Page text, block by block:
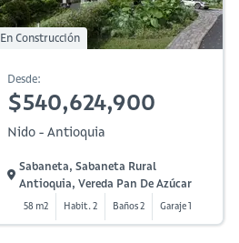
En Construcción
Desde:
$540,624,900
Nido - Antioquia
Sabaneta, Sabaneta Rural
Antioquia, Vereda Pan De Azúcar
58 m2 Habit. 2 Baños 2 Garaje 1